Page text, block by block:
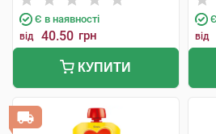
Є в наявності
від 40.50 грн
КУПИТИ
від